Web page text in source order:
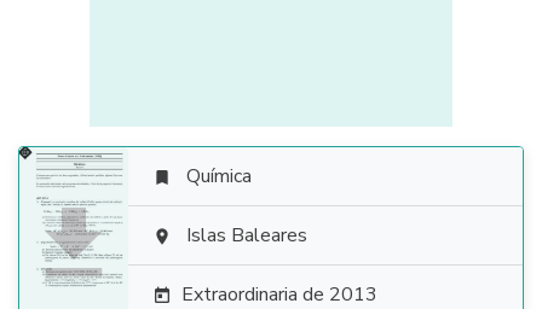

 Química
 Islas Baleares
 Extraordinaria de 2013